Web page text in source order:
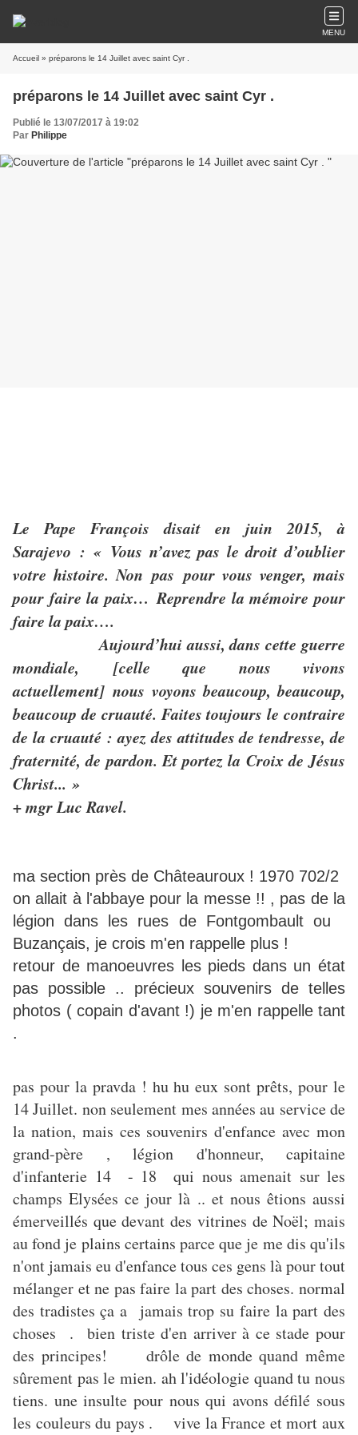
MENU
Accueil » préparons le 14 Juillet avec saint Cyr .
préparons le 14 Juillet avec saint Cyr .
Publié le 13/07/2017 à 19:02
Par Philippe
Le Pape François disait en juin 2015, à
Sarajevo : « Vous n’avez pas le droit d’oublier
votre histoire. Non pas pour vous venger, mais
pour faire la paix… Reprendre la mémoire pour
faire la paix….
Aujourd’hui aussi, dans cette guerre
mondiale, [celle que nous vivons
actuellement] nous voyons beaucoup, beaucoup,
beaucoup de cruauté. Faites toujours le contraire
de la cruauté : ayez des attitudes de tendresse, de
fraternité, de pardon. Et portez la Croix de Jésus
Christ... »
+ mgr Luc Ravel.
ma section près de Châteauroux ! 1970 702/2
on allait à l'abbaye pour la messe !! , pas de la
légion dans les rues de Fontgombault ou
Buzançais, je crois m'en rappelle plus !
retour de manoeuvres les pieds dans un état
pas possible .. précieux souvenirs de telles
photos ( copain d'avant !) je m'en rappelle tant
.
pas pour la pravda ! hu hu eux sont prêts, pour le
14 Juillet. non seulement mes années au service de
la nation, mais ces souvenirs d'enfance avec mon
grand-père , légion d'honneur, capitaine
d'infanterie 14 - 18 qui nous amenait sur les
champs Elysées ce jour là .. et nous êtions aussi
émerveillés que devant des vitrines de Noël; mais
au fond je plains certains parce que je me dis qu'ils
n'ont jamais eu d'enfance tous ces gens là pour tout
mélanger et ne pas faire la part des choses. normal
des tradistes ça a jamais trop su faire la part des
choses . bien triste d'en arriver à ce stade pour
des principes! drôle de monde quand même
sûrement pas le mien. ah l'idéologie quand tu nous
tiens. une insulte pour nous qui avons défilé sous
les couleurs du pays . vive la France et mort aux